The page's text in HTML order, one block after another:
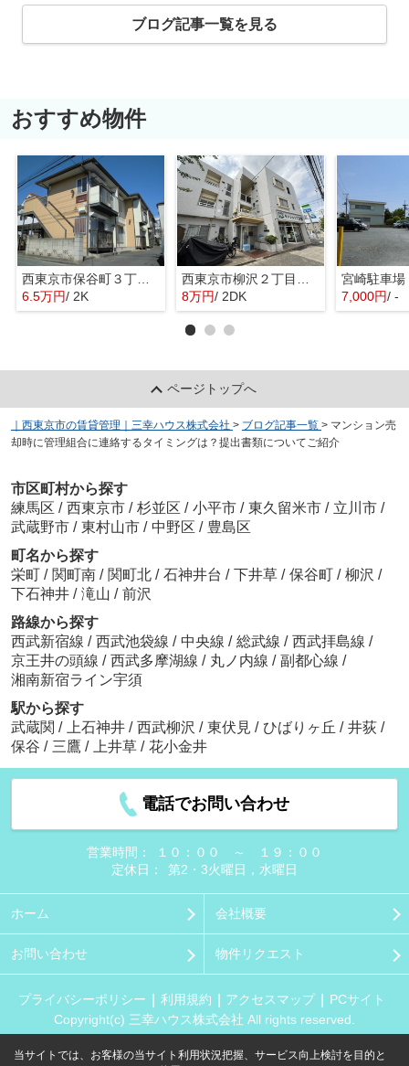
ブログ記事一覧を見る
おすすめ物件
西東京市保谷町３丁目のアパート
6.5万円/ 2K
西東京市柳沢２丁目のマンション
8万円/ 2DK 7,000円/ -
ページトップへ
｜西東京市の賃貸管理｜三幸ハウス株式会社 > ブログ記事一覧 > マンション売
却時に管理組合に連絡するタイミングは？提出書類についてご紹介
市区町村から探す
練馬区 / 西東京市 / 杉並区 / 小平市 / 東久留米市 / 立川市 /
武蔵野市 / 東村山市 / 中野区 / 豊島区
町名から探す
栄町 / 関町南 / 関町北 / 石神井台 / 下井草 / 保谷町 / 柳沢 /
下石神井 / 滝山 / 前沢
路線から探す
西武新宿線 / 西武池袋線 / 中央線 / 総武線 / 西武拝島線 /
京王井の頭線 / 西武多摩湖線 / 丸ノ内線 / 副都心線 /
湘南新宿ライン宇須
駅から探す
武蔵関 / 上石神井 / 西武柳沢 / 東伏見 / ひばりヶ丘 / 井荻 /
保谷 / 三鷹 / 上井草 / 花小金井
電話でお問い合わせ
営業時間：
１０：００ ～ １９：００
定休日：
第2・3火曜日，水曜日
ホーム 会社概要
お問い合わせ 物件リクエスト
プライバシーポリシー 利用規約 アクセスマップ
PCサイト
Copyright(c) 三幸ハウス株式会社 All rights reserved.
当サイトでは、お客様の当サイト利用状況把握、サービス向上検討を目的と